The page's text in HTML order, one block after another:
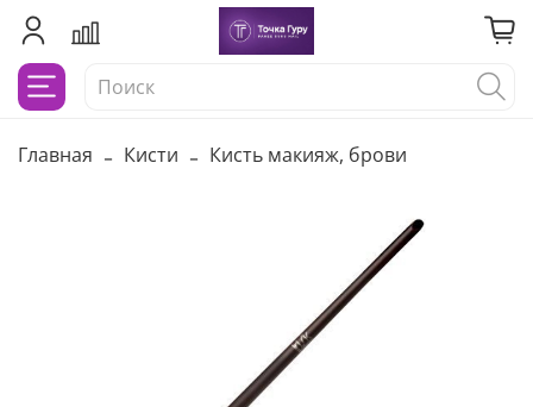
Главная Кисти Кисть макияж, брови